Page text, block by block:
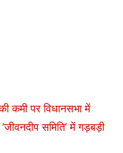
कमी पर विधानसभा में
समिति’ में गड़बड़ी